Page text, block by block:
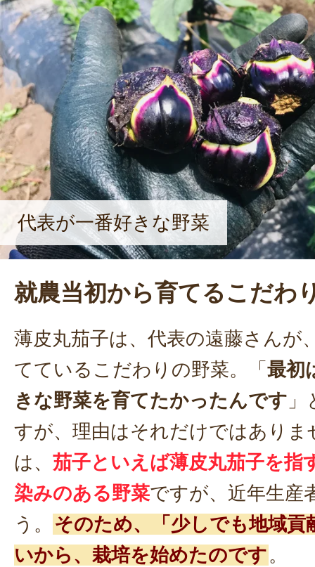
代表が一番好きな野菜
就農当初から育てるこだわ
薄皮丸茄子は、代表の遠藤さんが
てているこだわりの野菜。「 最初
きな野菜を育てたかったんです
すが、理由はそれだけではありま
は、 茄子といえば薄皮丸茄子を指
染みのある野菜ですが、近年生産
う。
そのため、「少しでも地域貢
いから、栽培を始めたのです。